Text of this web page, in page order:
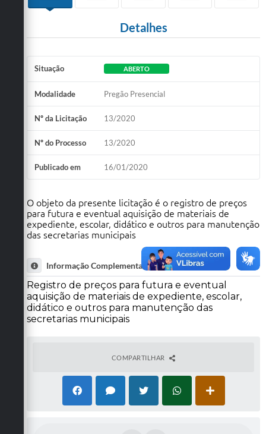
Detalhes
Situação ABERTO
Modalidade Pregão Presencial
Nº da Licitação 13/2020
Nº do Processo 13/2020
Publicado em 16/01/2020
O objeto da presente licitação é o registro de preços
para futura e eventual aquisição de materiais de
expediente, escolar, didático e outros para manutenção
das secretarias municipais
Informação Complementar
Registro de preços para futura e eventual
aquisição de materiais de expediente, escolar,
didático e outros para manutenção das
secretarias municipais
COMPARTILHAR